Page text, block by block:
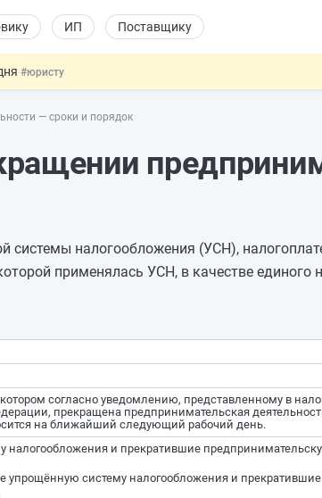
ИП Поставщику
#юристу
отношений#кадровику
— сроки и порядок
системы налогообложения (УСН),
применялась УСН, в качестве единого
согласно уведомлению, представленному в
прекращена предпринимательская
на ближайший следующий рабочий день.
и прекратившие
систему налогообложения и